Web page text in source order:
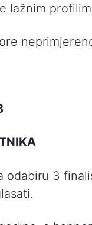
lažnim
odabiru 3